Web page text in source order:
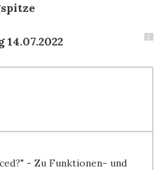
2
14.07.2022
- Zu Funktionen- und